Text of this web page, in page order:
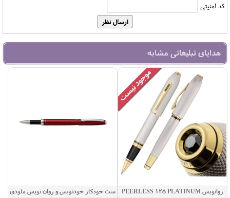
کد امنیتی
هدایای تبلیغاتی مشابه
روانویس PEERLESS 125 PLATINUM
ست خودکار خودنویس و روان نویس ملودی